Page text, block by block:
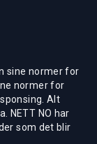
sine normer for
normer for
Alt
NETT NO har
som det blir